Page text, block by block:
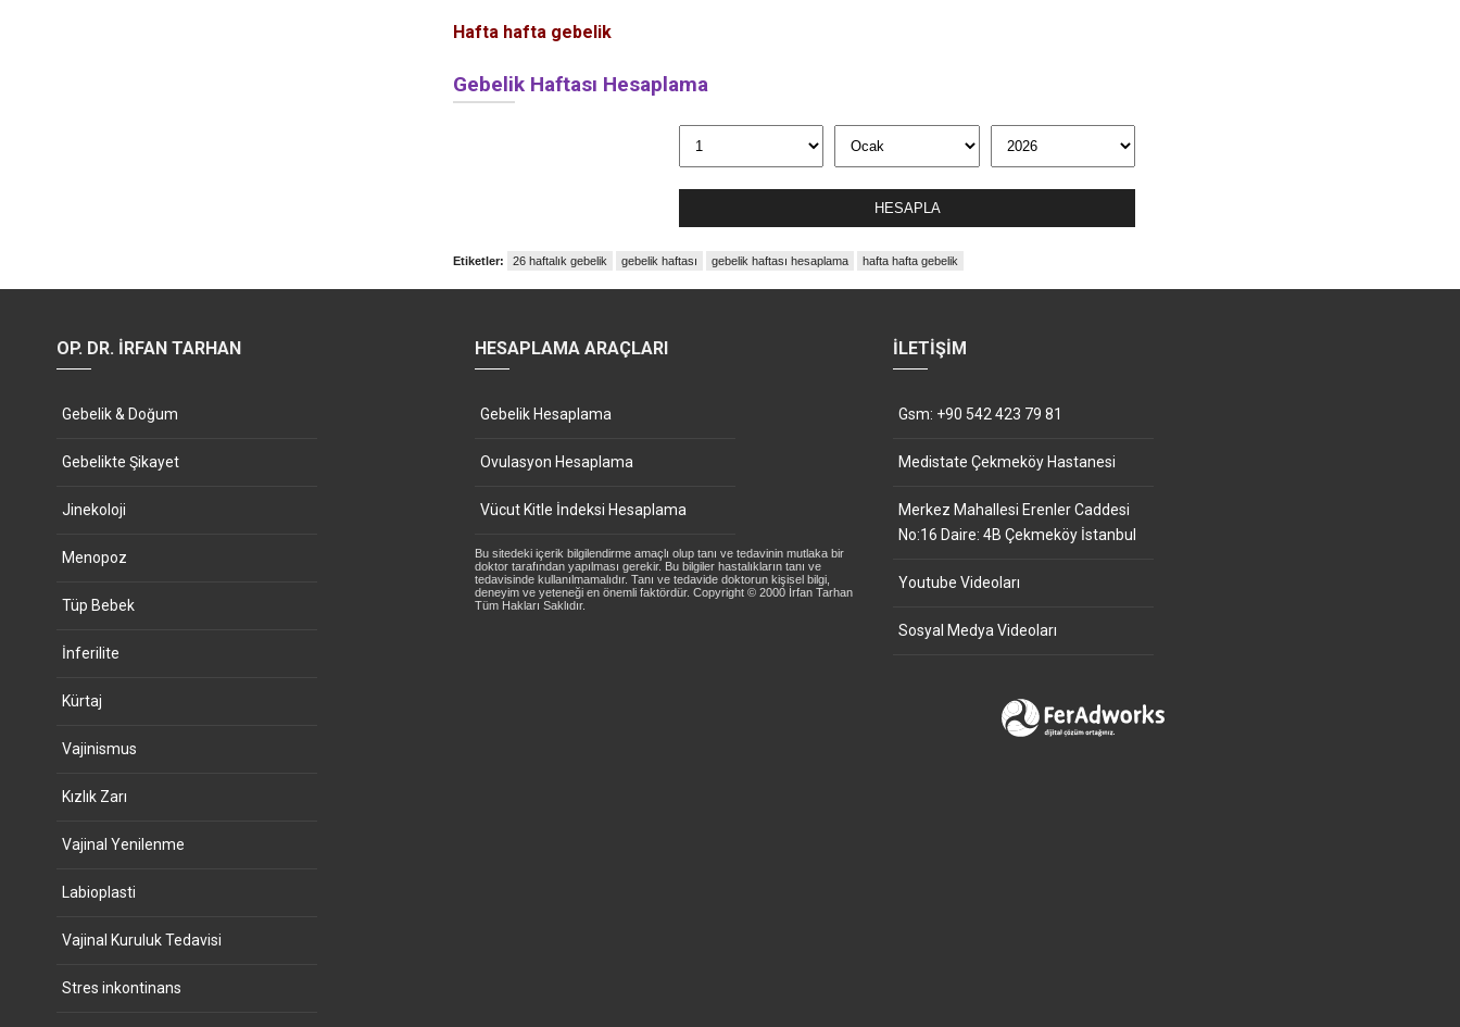
Hafta hafta gebelik
Gebelik Haftası Hesaplama
HESAPLA
Etiketler: 26 haftalık gebelik gebelik haftası gebelik haftası hesaplama hafta hafta gebelik
OP. DR. İRFAN TARHAN
Gebelik & Doğum
Gebelikte Şikayet
Jinekoloji
Menopoz
Tüp Bebek
İnferilite
Kürtaj
Vajinismus
Kızlık Zarı
Vajinal Yenilenme
Labioplasti
Vajinal Kuruluk Tedavisi
Stres inkontinans
HESAPLAMA ARAÇLARI
Gebelik Hesaplama
Ovulasyon Hesaplama
Vücut Kitle İndeksi Hesaplama
Bu sitedeki içerik bilgilendirme amaçlı olup tanı ve tedavinin mutlaka bir
doktor tarafından yapılması gerekir. Bu bilgiler hastalıkların tanı ve
tedavisinde kullanılmamalıdır. Tanı ve tedavide doktorun kişisel bilgi,
deneyim ve yeteneği en önemli faktördür. Copyright © 2000 İrfan Tarhan
Tüm Hakları Saklıdır.
İLETIŞIM
Gsm: +90 542 423 79 81
Medistate Çekmeköy Hastanesi
Merkez Mahallesi Erenler Caddesi
No:16 Daire: 4B Çekmeköy İstanbul
Youtube Videoları
Sosyal Medya Videoları